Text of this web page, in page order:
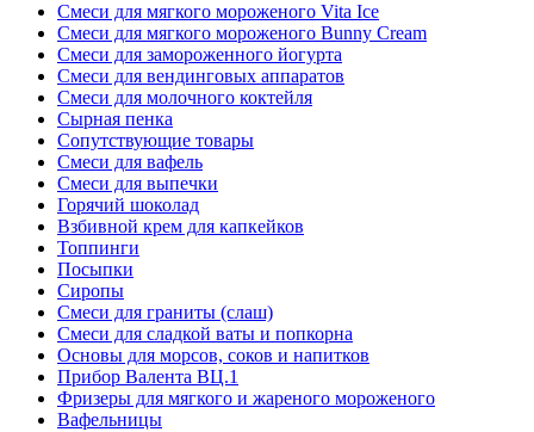
Смеси для мягкого мороженого Vita Ice
Смеси для мягкого мороженого Bunny Cream
Смеси для замороженного йогурта
Смеси для вендинговых аппаратов
Смеси для молочного коктейля
Сырная пенка
Сопутствующие товары
Смеси для вафель
Смеси для выпечки
Горячий шоколад
Взбивной крем для капкейков
Топпинги
Посыпки
Сиропы
Смеси для граниты (слаш)
Смеси для сладкой ваты и попкорна
Основы для морсов, соков и напитков
Прибор Валента ВЦ.1
Фризеры для мягкого и жареного мороженого
Вафельницы